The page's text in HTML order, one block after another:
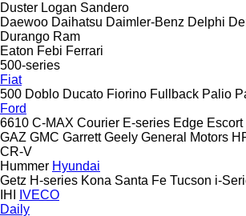
Duster Logan Sandero
Daewoo Daihatsu Daimler-Benz Delphi
Durango Ram
Eaton Febi Ferrari
500-series
Fiat
500 Doblo Ducato Fiorino Fullback Palio
Ford
6610 C-MAX Courier E-series Edge Escort
GAZ GMC Garrett Geely General Motors
CR-V
Hummer Hyundai
Getz H-series Kona Santa Fe Tucson i-
IHI
IVECO
Daily